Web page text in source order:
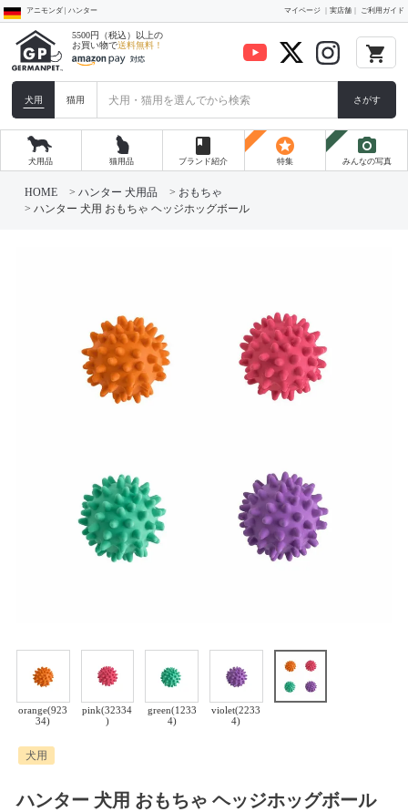
アニモンダ | ハンター マイページ 実店舗 ご利用ガイド
5500円（税込）以上の
お買い物で送料無料！ local_grocery_store
犬用 猫用 さがす
犬用品 猫用品
book
ブランド紹介
stars
特集
photo_camera
みんなの写真
HOME ハンター 犬用品
おもちゃ
ハンター 犬用 おもちゃ ヘッジホッグボール
orange(923
34)
pink(32334
)
green(1233
4)
violet(2233
4)
犬用
ハンター 犬用 おもちゃ ヘッジホッグボール